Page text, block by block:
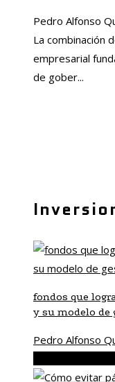
Pedro Alfonso
La combinación
empresarial
de gober...
fondos que
y su modelo de
Pedro Alfonso